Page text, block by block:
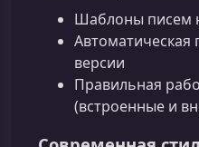
Шаблоны писем
Автоматическая
версии
Правильная
(встроенные и